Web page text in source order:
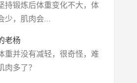
持锻炼后体重变化不大，体
少，肌肉会…
老杨
重并没有减轻，很奇怪，难
肉多了？